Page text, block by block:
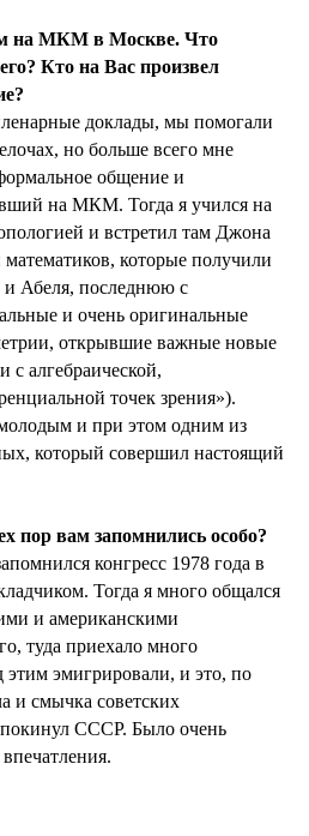
на МКМ в Москве. Что
Кто на Вас произвел
доклады, мы помогали
но больше всего мне
общение и
на МКМ. Тогда я учился на
и встретил там Джона
которые получили
Абеля, последнюю с
и очень оригинальные
открывшие важные новые
с алгебраической,
точек зрения»).
и при этом одним из
который совершил настоящий
пор вам запомнились особо?
конгресс 1978 года в
Тогда я много общался
и американскими
туда приехало много
этим эмигрировали, и это, по
и смычка советских
покинул СССР. Было очень